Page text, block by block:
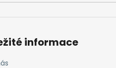
informace